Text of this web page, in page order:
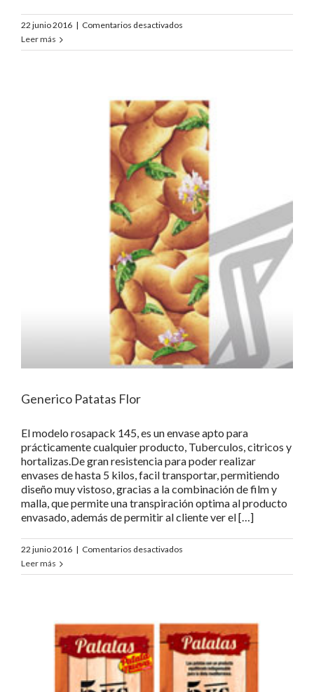
22 junio 2016 | Comentarios desactivados
generico
Leer más
Generico Patatas Flor
El modelo rosapack 145, es un envase apto para
prácticamente cualquier producto, Tuberculos, citricos y
hortalizas.De gran resistencia para poder realizar
envases de hasta 5 kilos, facil transportar, permitiendo
diseño muy vistoso, gracias a la combinación de film y
malla, que permite una transpiración optima al producto
envasado, además de permitir al cliente ver el […]
22 junio 2016 | Comentarios desactivados
Patatas
Leer más